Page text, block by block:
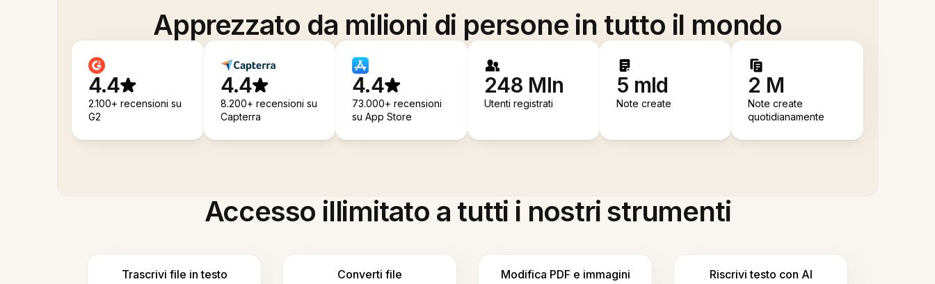
Apprezzato da milioni di persone in tutto il mondo
4.4
2.100+ recensioni su
G2
4.4
8.200+ recensioni su
Capterra
4.4
73.000+ recensioni
su App Store
248 Mln
Utenti registrati
5 mld
Note create
2 M
Note create
quotidianamente
Accesso illimitato a tutti i nostri strumenti
Trascrivi file in testo Converti file Modifica PDF e immagini Riscrivi testo con AI